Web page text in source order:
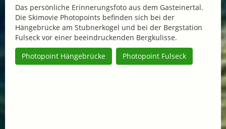
Das persönliche Erinnerungsfoto aus dem Gasteinertal.
Die Skimovie Photopoints befinden sich bei der
Hängebrücke am Stubnerkogel und bei der Bergstation
Fulseck vor einer beeindruckenden Bergkulisse.
Photopoint Hängebrücke
Photopoint Fulseck